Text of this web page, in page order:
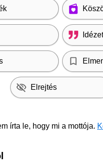
Idézet
Elrejtés
írta le, hogy mi a mottója.